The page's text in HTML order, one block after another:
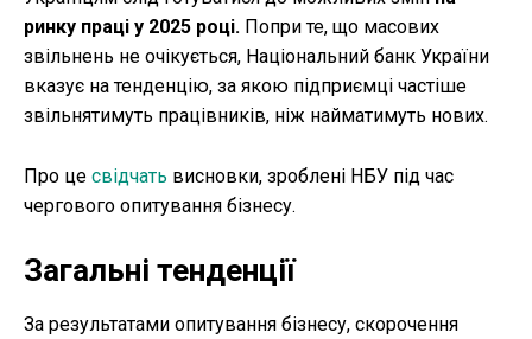
ринку праці у 2025 році. Попри те, що масових
звільнень не очікується, Національний банк України
вказує на тенденцію, за якою підприємці частіше
звільнятимуть працівників, ніж найматимуть нових.
Про це свідчать висновки, зроблені НБУ під час
чергового опитування бізнесу.
Загальні тенденції
За результатами опитування бізнесу, скорочення